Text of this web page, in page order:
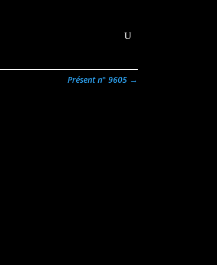
Présent n° 9605→